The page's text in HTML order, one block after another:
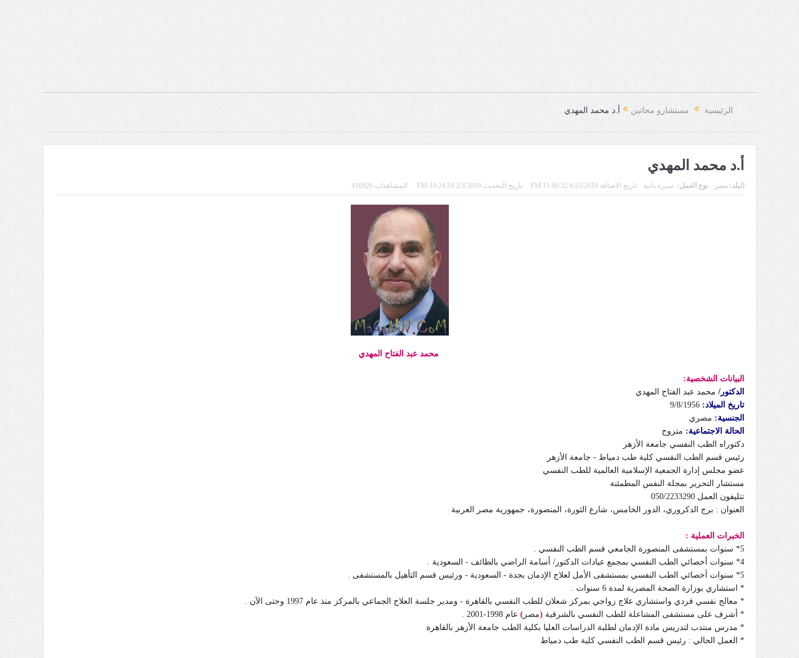
الرئيسية مستشارو مجانين أ.د محمد المهدي
أ.د محمد المهدي
البلد: مصر نوع العمل: سيرة ذاتية تاريخ الاضافة 6/21/2010 11:00:32 PM تاريخ التحديث 2/3/2019 10:24:24 PM المشاهدات 416926
محمد عبد الفتاح المهدي
البيانات الشخصية:
الدكتور/ محمد عبد الفتاح المهدي
تاريخ الميلاد: 9/8/1956
الجنسية: مصري
الحالة الاجتماعية: متزوج
دكتوراه الطب النفسي جامعة الأزهر
رئيس قسم الطب النفسي كلية طب دمياط - جامعة الأزهر
عضو مجلس إدارة الجمعية الإسلامية العالمية للطب النفسي
مستشار التحرير بمجلة النفس المطمئنة
تتليفون العمل 050/2233290
العنوان : برج الدكروري، الدور الخامس، شارع الثورة، المنصورة، جمهورية مصر العربية
الخبرات العملية :
5* سنوات بمستشفى المنصورة الجامعي قسم الطب النفسي .
4* سنوات أخصائي الطب النفسي بمجمع عيادات الدكتور/ أسامة الراضي بالطائف - السعودية .
5* سنوات أخصائي الطب النفسي بمستشفى الأمل لعلاج الإدمان بجدة - السعودية - ورئيس قسم التأهيل بالمستشفى .
* استشاري بوزارة الصحة المصرية لمدة 6 سنوات .
* معالج نفسي فردي واستشاري علاج زواجي بمركز شعلان للطب النفسي بالقاهرة - ومدير جلسة العلاج الجماعي بالمركز منذ عام 1997 وحتى الآن .
* أشرف على مستشفى المشاعلة للطب النفسي بالشرقية (مصر) عام 1998-2001 .
* مدرس منتدب لتدريس مادة الإدمان لطلبة الدراسات العليا بكلية الطب جامعة الأزهر بالقاهرة
* العمل الحالي : رئيس قسم الطب النفسي كلية طب دمياط